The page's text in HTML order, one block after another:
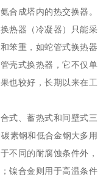
合成塔内的热交换器。
热器（冷凝器）只能采
笨重，如蛇管式换热器
壳式换热器，它不仅单
也较好，长期以来在工
式、蓄热式和间壁式三
素钢和低合金钢大多用
不同的耐腐蚀条件外，
镍合金则用于高温条件